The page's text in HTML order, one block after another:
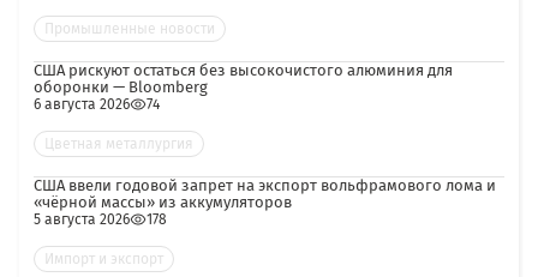
Промышленные новости
США рискуют остаться без высокочистого алюминия для
оборонки — Bloomberg
6 августа 2026 74
Цветная металлургия
США ввели годовой запрет на экспорт вольфрамового лома и
«чёрной массы» из аккумуляторов
5 августа 2026 178
Импорт и экспорт